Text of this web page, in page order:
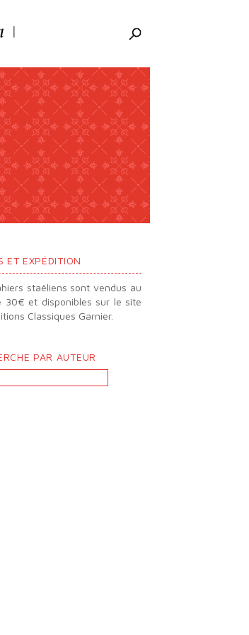
Rechercher:
ET EXPÉDITION
staëliens sont vendus au
30€ et disponibles sur le site
Classiques Garnier.
PAR AUTEUR